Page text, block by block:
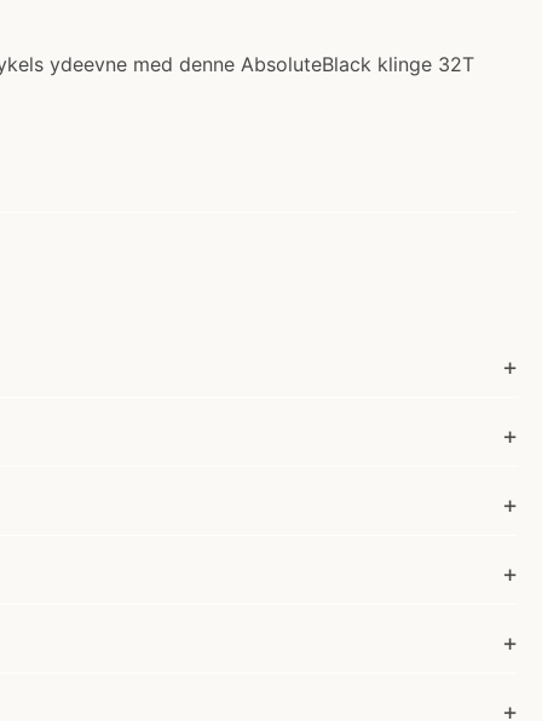
ydeevne med denne AbsoluteBlack klinge 32T